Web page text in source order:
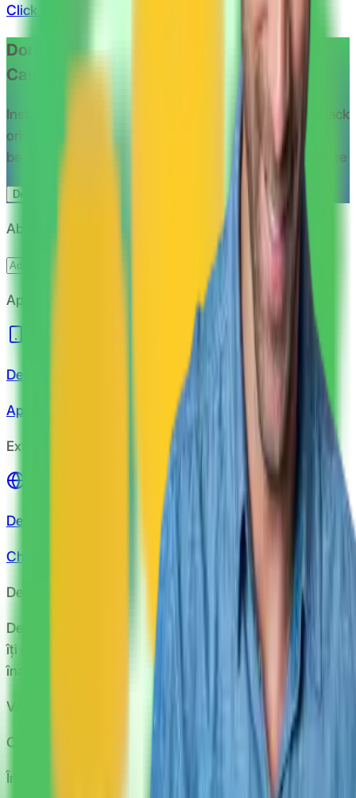
Click aici pentru toate reducerile zephyrlabs
Doriti sa beneficiati de ofertele oferite de
CashClub?
Instaleaza aplicatia CashClub si beneciaza de cashback
oricand si oriunde
Instaleaza extensia CashClub si
beneficiaza de cashback la toate magazinele partenere
Descarca extensia
Abonare newsletter
Aplicație de mobil
Descarcă
Aplicația de mobil
Extensie Chrome
Descarcă de pe
Chrome store
Despre CashClub
Descarcă extensia noastră pentru browser și CashClub
îți dă o parte din banii pe care îi cheltuiești online
înapoi.
VAN CONSULTING SERVICES S.R.L.
CUI: 39743787
Întrebări frecvente